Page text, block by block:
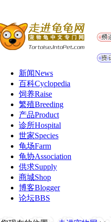
新闻News
百科Cyclopedia
饲养Raise
繁殖Breeding
产品Product
诊所Hospital
世家Species
龟场Farm
龟协Association
供求Supply
商城Shop
博客Blogger
论坛BBS